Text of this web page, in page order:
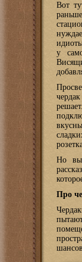
Вот
у
Но
Про